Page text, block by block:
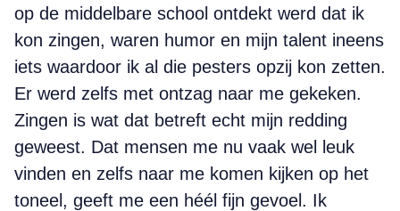
op de middelbare school ontdekt werd dat ik
kon zingen, waren humor en mijn talent ineens
iets waardoor ik al die pesters opzij kon zetten.
Er werd zelfs met ontzag naar me gekeken.
Zingen is wat dat betreft echt mijn redding
geweest. Dat mensen me nu vaak wel leuk
vinden en zelfs naar me komen kijken op het
toneel, geeft me een héél fijn gevoel. Ik